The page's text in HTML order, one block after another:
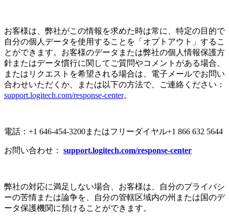
お客様は、弊社がこの情報を求めた時は常に、特定の目的で
自分の個人データを使用することを「オプトアウト」するこ
とができます。お客様のデータまたは弊社の個人情報保護方
針またはデータ慣行に関してご質問やコメントがある場合、
またはリクエストを希望される場合は、電子メールでお問い
合わせいただくか、または以下の方法で、ご連絡ください：
support.logitech.com/response-center。
電話：+1 646-454-3200またはフリーダイヤル+1 866 632 5644
お問い合わせ： support.logitech.com/response-center
弊社の対応に満足しない場合、お客様は、自分のプライバシ
ーの苦情または論争を、自分の管轄区域内の州または国のデ
ータ保護機関に預けることができます。